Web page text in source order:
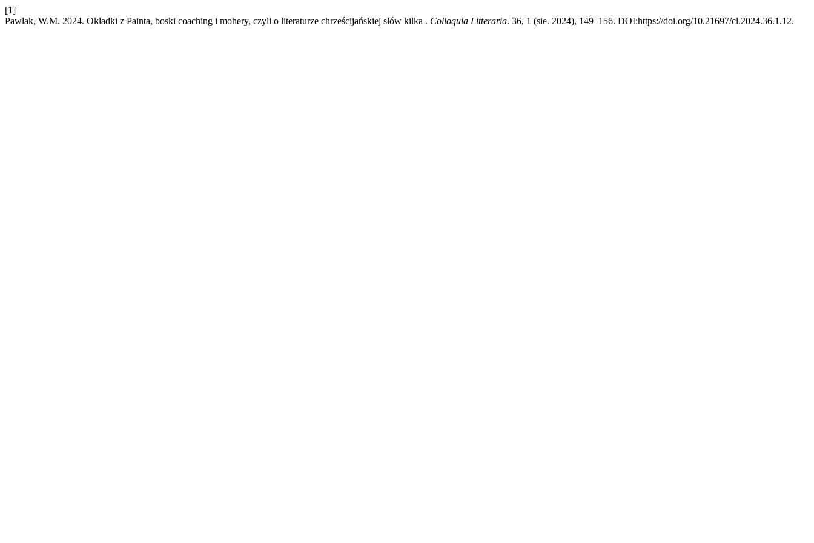
[1]
Pawlak, W.M. 2024. Okładki z Painta, boski coaching i mohery, czyli o literaturze chrześcijańskiej słów kilka . Colloquia Litteraria. 36, 1 (sie. 2024), 149–156. DOI:https://doi.org/10.21697/cl.2024.36.1.12.